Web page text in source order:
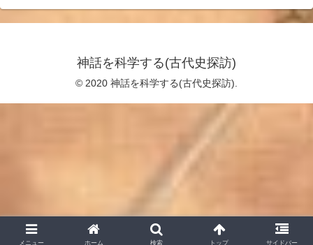
神話を科学する(古代史探訪)
© 2020 神話を科学する(古代史探訪).
メニュー ホーム 検索 トップ サイドバー